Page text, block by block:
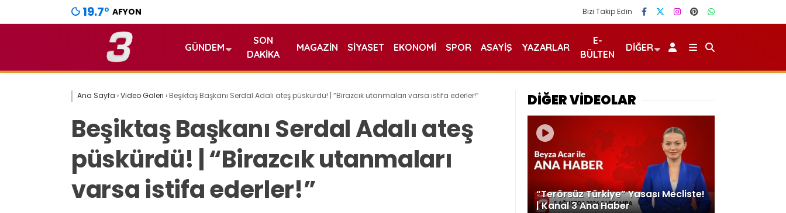
19.7° AFYON Bizi Takip Edin
GÜNDEM
SON
DAKIKA
MAGAZIN SIYASET EKONOMI SPOR ASAYIŞ YAZARLAR
E-
BÜLTEN
DIĞER
Ana Sayfa ›Video Galeri › Beşiktaş Başkanı Serdal Adalı ateş püskürdü! | “Birazcık utanmaları varsa istifa ederler!”
Beşiktaş Başkanı Serdal Adalı ateş
püskürdü! | “Birazcık utanmaları
varsa istifa ederler!”
DİĞER VİDEOLAR
“Terörsüz Türkiye” Yasası Mecliste!
| Kanal 3 Ana Haber